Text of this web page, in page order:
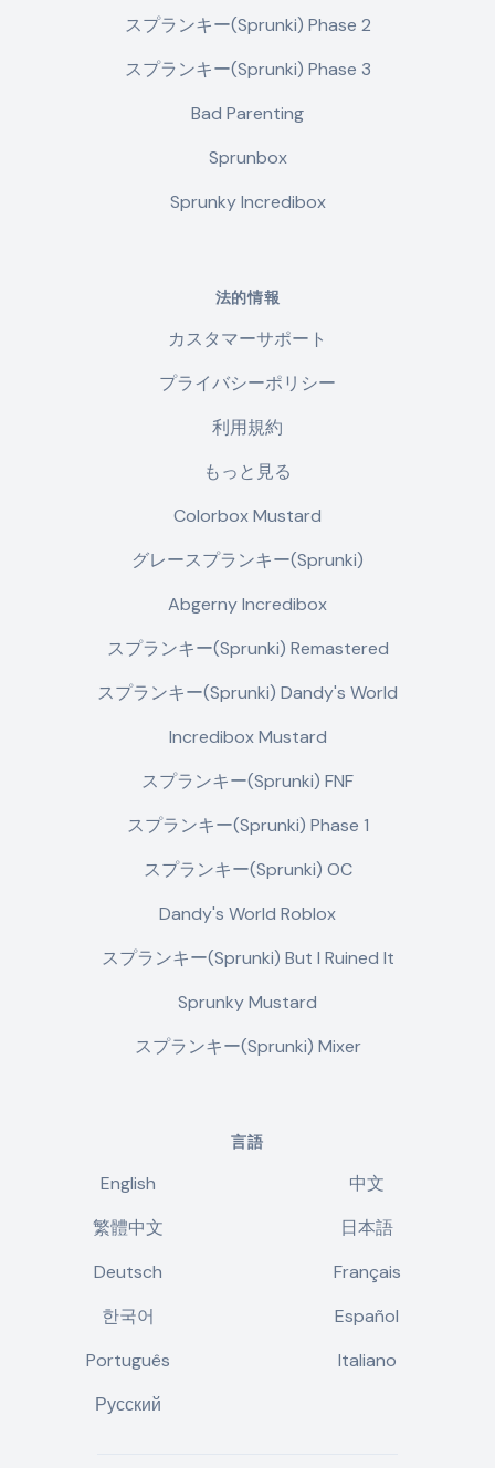
スプランキー(Sprunki) Phase 2
スプランキー(Sprunki) Phase 3
Bad Parenting
Sprunbox
Sprunky Incredibox
法的情報
カスタマーサポート
プライバシーポリシー
利用規約
もっと見る
Colorbox Mustard
グレースプランキー(Sprunki)
Abgerny Incredibox
スプランキー(Sprunki) Remastered
スプランキー(Sprunki) Dandy's World
Incredibox Mustard
スプランキー(Sprunki) FNF
スプランキー(Sprunki) Phase 1
スプランキー(Sprunki) OC
Dandy's World Roblox
スプランキー(Sprunki) But I Ruined It
Sprunky Mustard
スプランキー(Sprunki) Mixer
言語
English
中文
繁體中文
日本語
Deutsch
Français
한국어
Español
Português
Italiano
Русский